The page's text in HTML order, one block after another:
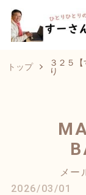
トップ
３２５
り
メー
2026/03/01